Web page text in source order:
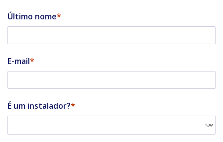
Último nome
E-mail
É um instalador?